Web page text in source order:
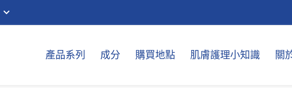
產品系列 成分 購買地點 肌膚護理小知識 關